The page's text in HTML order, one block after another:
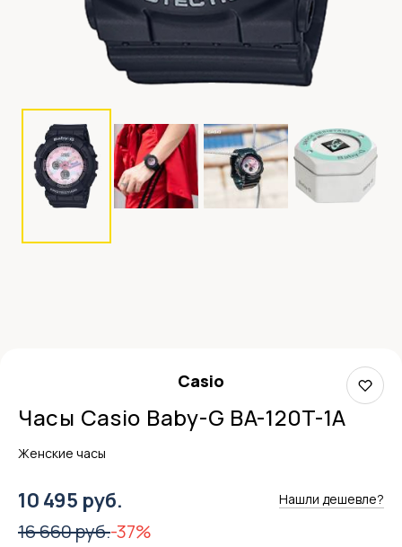
Casio
Часы Casio Baby-G BA-120T-1A
Женские часы
10 495 руб. Нашли дешевле?
16 660 руб.-37%